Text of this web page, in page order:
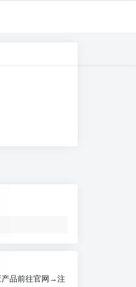
产品前往官网→注